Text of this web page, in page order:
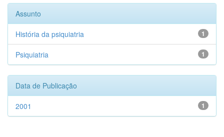
Assunto
1
História da psiquiatria
1
Psiquiatria
Data de Publicação
1
2001